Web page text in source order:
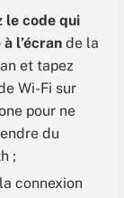
le code qui
à l’écran de la
et tapez
Wi-Fi sur
pour ne
du
;
connexion